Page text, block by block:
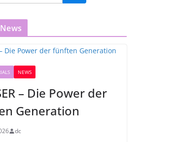
NEWS
– Die Power der
Generation
dc